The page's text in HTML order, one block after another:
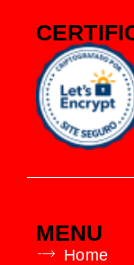
MENU
Home